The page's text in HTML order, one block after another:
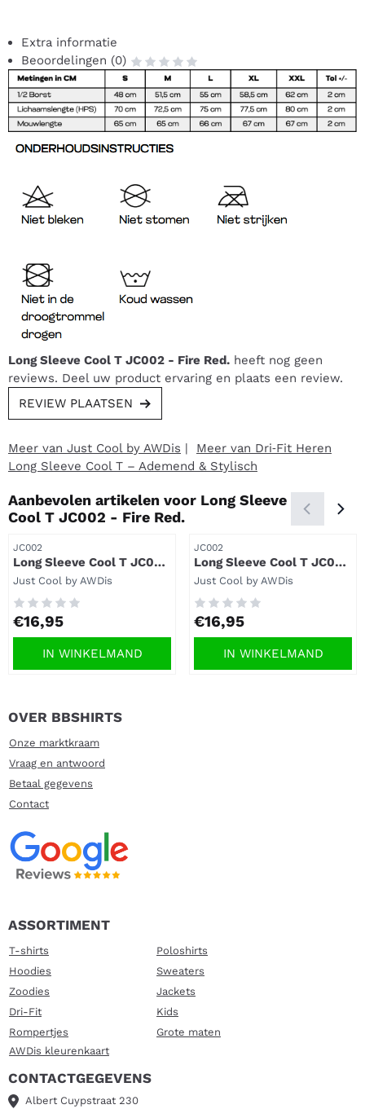
Extra informatie
Beoordelingen (0)
Long Sleeve Cool T JC002 - Fire Red. heeft nog geen
reviews. Deel uw product ervaring en plaats een review.
REVIEW PLAATSEN
Meer van Just Cool by AWDis
Meer van Dri‑Fit Heren
Long Sleeve Cool T – Ademend & Stylisch
Aanbevolen artikelen voor Long Sleeve
Cool T JC002 - Fire Red.
Artikelnummer
JC002
Long Sleeve Cool T JC002
- French navy.
Merk:
Just Cool by AWDis
Prijs: 16,95
€16,95
IN WINKELMAND
Artikelnummer
JC002
Long Sleeve Cool T JC002
- Charcoal.
Merk:
Just Cool by AWDis
Prijs: 16,95
€16,95
IN WINKELMAND
OVER BBSHIRTS
Onze marktkraam
Vraag en antwoord
Betaal gegevens
Contact
ASSORTIMENT
T-shirts
Poloshirts
Hoodies
Sweaters
Zoodies
Jackets
Dri-Fit
Kids
Rompertjes
Grote maten
AWDis kleurenkaart
CONTACTGEGEVENS
Albert Cuypstraat 230